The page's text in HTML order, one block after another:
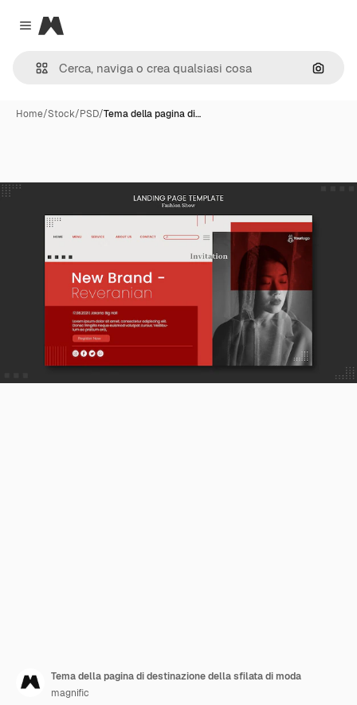
Close menu
Magnific
Cerca
Home/Stock/PSD/Tema della pagina di…
Tema della pagina di destinazione della sfilata di moda
magnific